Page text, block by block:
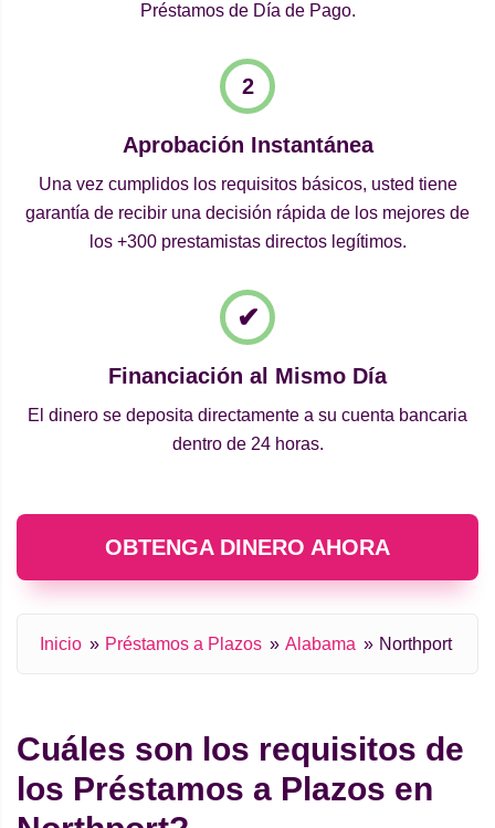
Préstamos de Día de Pago.
Aprobación Instantánea
Una vez cumplidos los requisitos básicos, usted tiene
garantía de recibir una decisión rápida de los mejores de
los +300 prestamistas directos legítimos.
Financiación al Mismo Día
El dinero se deposita directamente a su cuenta bancaria
dentro de 24 horas.
OBTENGA DINERO AHORA
Inicio Préstamos a Plazos Alabama Northport
Cuáles son los requisitos de
los Préstamos a Plazos en